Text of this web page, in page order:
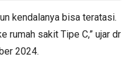
kendalanya bisa teratasi.
rumah sakit Tipe C,” ujar dr
2024.